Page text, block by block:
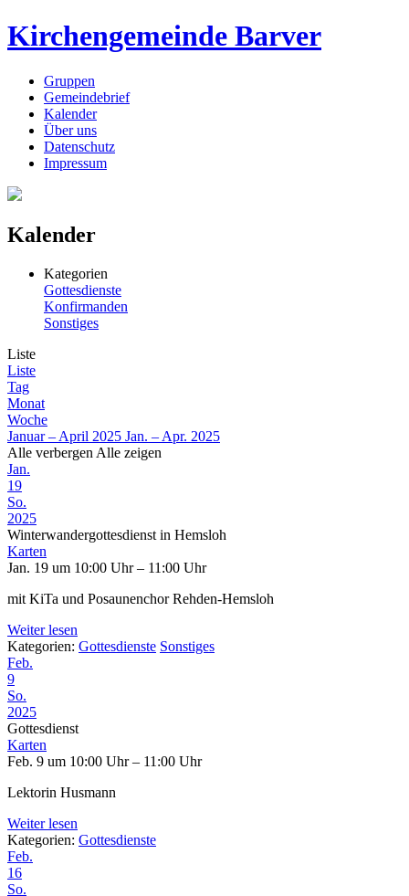
Kirchengemeinde Barver
Gruppen
Gemeindebrief
Kalender
Über uns
Datenschutz
Impressum
Kalender
Kategorien
Gottesdienste
Konfirmanden
Sonstiges
Liste
Liste
Tag
Monat
Woche
Januar – April 2025 Jan. – Apr. 2025
Alle verbergen Alle zeigen
Jan.
19
So.
2025
Winterwandergottesdienst in Hemsloh
Karten
Jan. 19 um 10:00 Uhr – 11:00 Uhr
mit KiTa und Posaunenchor Rehden-Hemsloh
Weiter lesen
Kategorien: Gottesdienste Sonstiges
Feb.
9
So.
2025
Gottesdienst
Karten
Feb. 9 um 10:00 Uhr – 11:00 Uhr
Lektorin Husmann
Weiter lesen
Kategorien: Gottesdienste
Feb.
16
So.